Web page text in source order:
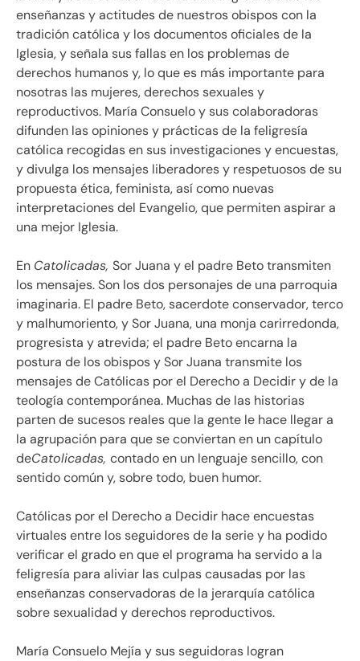
enseñanzas y actitudes de nuestros obispos con la
tradición católica y los documentos oficiales de la
Iglesia, y señala sus fallas en los problemas de
derechos humanos y, lo que es más importante para
nosotras las mujeres, derechos sexuales y
reproductivos. María Consuelo y sus colaboradoras
difunden las opiniones y prácticas de la feligresía
católica recogidas en sus investigaciones y encuestas,
y divulga los mensajes liberadores y respetuosos de su
propuesta ética, feminista, así como nuevas
interpretaciones del Evangelio, que permiten aspirar a
una mejor Iglesia.
En Catolicadas, Sor Juana y el padre Beto transmiten
los mensajes. Son los dos personajes de una parroquia
imaginaria. El padre Beto, sacerdote conservador, terco
y malhumoriento, y Sor Juana, una monja carirredonda,
progresista y atrevida; el padre Beto encarna la
postura de los obispos y Sor Juana transmite los
mensajes de Católicas por el Derecho a Decidir y de la
teología contemporánea. Muchas de las historias
parten de sucesos reales que la gente le hace llegar a
la agrupación para que se conviertan en un capítulo
deCatolicadas, contado en un lenguaje sencillo, con
sentido común y, sobre todo, buen humor.
Católicas por el Derecho a Decidir hace encuestas
virtuales entre los seguidores de la serie y ha podido
verificar el grado en que el programa ha servido a la
feligresía para aliviar las culpas causadas por las
enseñanzas conservadoras de la jerarquía católica
sobre sexualidad y derechos reproductivos.
María Consuelo Mejía y sus seguidoras logran